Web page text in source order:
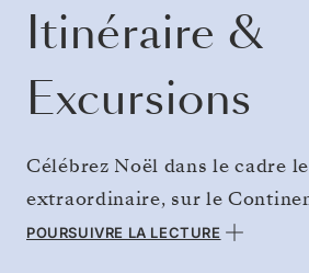
Itinéraire &
Excursions
Célébrez Noël dans le cadre
extraordinaire, sur le
un vol pour l’île du Roi-
POURSUIVRE LA LECTURE